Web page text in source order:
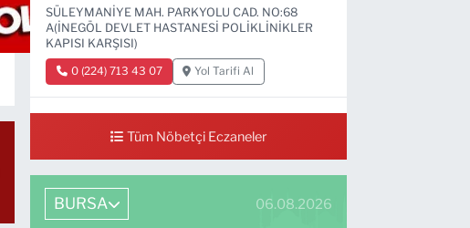
SÜLEYMANİYE MAH. PARKYOLU CAD. NO:68
A(İNEGÖL DEVLET HASTANESİ POLİKLİNİKLER
KAPISI KARŞISI)
0 (224) 713 43 07 Yol Tarifi Al
Sevim Eczanesi
OSMANİYE MAH. 6 EYLÜL CAD. NO:12 A(GRAND
MAVİ DÜĞÜN SALONU ALTI)
0 (552) 829 22 16
Tüm Nöbetçi Eczaneler
BURSA 06.08.2026